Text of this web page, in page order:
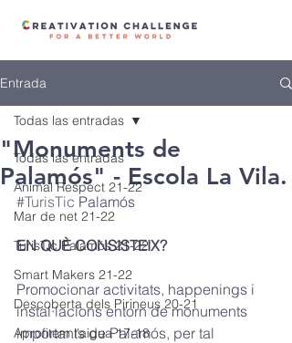
Entrada
Todas las entradas
Animal Respect 21-22
Mar de net 21-22
TurisTic Palamós 21-22
Smart Makers 21-22
Descoberta dels Pirineus 20-21
Aprofitem l'aigua 17-18
Todas las entradas
"Monuments de
Palamós" - Escola La Vila.
#TurisTic Palamós
EN QUÈ CONSISTEIX?
Promocionar activitats, happenings i
instal·lacions entorn de monuments
importants de Palamós, per tal